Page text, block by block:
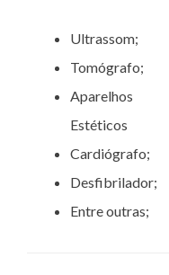
Ultrassom;
Tomógrafo;
Aparelhos
Estéticos
Cardiógrafo;
Desfibrilador;
Entre outras;